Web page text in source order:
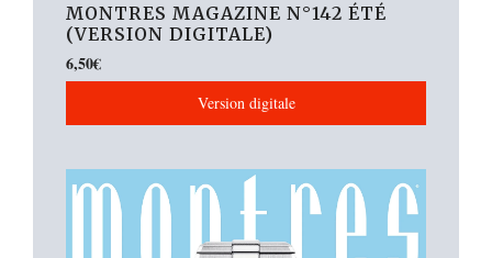
MONTRES MAGAZINE N°142 ÉTÉ
(VERSION DIGITALE)
6,50€